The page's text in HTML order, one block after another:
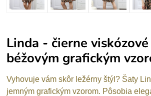
Linda - čierne
béžovým grafickým
Vyhovuje vám skôr ležérny štýl? Šaty
jemným grafickým vzorom. Pôsobia